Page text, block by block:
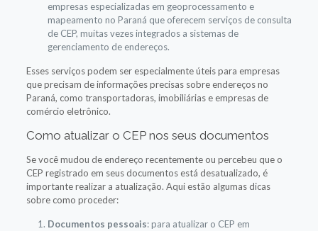
empresas especializadas em geoprocessamento e
mapeamento no Paraná que oferecem serviços de consulta
de CEP, muitas vezes integrados a sistemas de
gerenciamento de endereços.
Esses serviços podem ser especialmente úteis para empresas
que precisam de informações precisas sobre endereços no
Paraná, como transportadoras, imobiliárias e empresas de
comércio eletrônico.
Como atualizar o CEP nos seus documentos
Se você mudou de endereço recentemente ou percebeu que o
CEP registrado em seus documentos está desatualizado, é
importante realizar a atualização. Aqui estão algumas dicas
sobre como proceder:
Documentos pessoais: para atualizar o CEP em